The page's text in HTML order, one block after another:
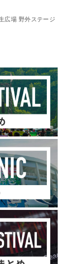
広場 野外ステージ